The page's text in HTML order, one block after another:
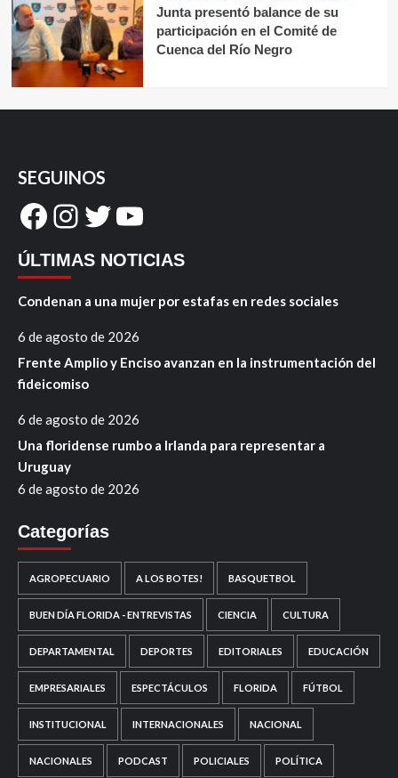
Junta presentó balance de su
participación en el Comité de
Cuenca del Río Negro
SEGUINOS
Facebook
Instagram
Twitter
YouTube
ÚLTIMAS NOTICIAS
Condenan a una mujer por estafas en redes sociales
6 de agosto de 2026
Frente Amplio y Enciso avanzan en la instrumentación del
fideicomiso
6 de agosto de 2026
Una floridense rumbo a Irlanda para representar a
Uruguay
6 de agosto de 2026
Categorías
AGROPECUARIO A LOS BOTES! BASQUETBOL
BUEN DÍA FLORIDA - ENTREVISTAS CIENCIA CULTURA
DEPARTAMENTAL DEPORTES EDITORIALES EDUCACIÓN
EMPRESARIALES ESPECTÁCULOS FLORIDA FÚTBOL
INSTITUCIONAL INTERNACIONALES NACIONAL
NACIONALES PODCAST POLICIALES POLÍTICA